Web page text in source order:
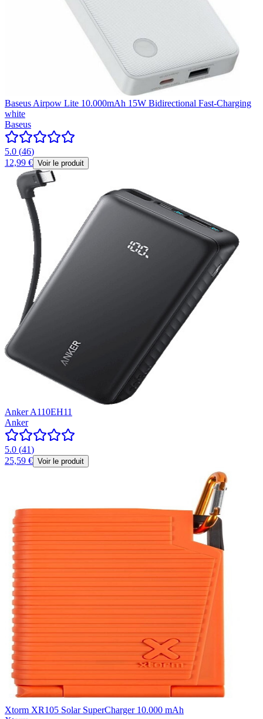
Baseus Airpow Lite 10.000mAh 15W Bidirectional Fast-Charging
white
Baseus
5.0 (46)
12,99 € Voir le produit
Anker A110EH11
Anker
5.0 (41)
25,59 € Voir le produit
Xtorm XR105 Solar SuperCharger 10.000 mAh